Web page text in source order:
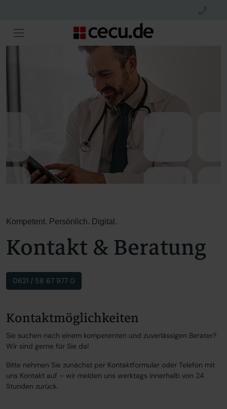
Kompetent. Persönlich. Digital.
Kontakt & Beratung
0621 / 58 67 977 0
Kontaktmöglichkeiten
Sie suchen nach einem kompetenten und zuverlässigen Berater?
Wir sind gerne für Sie da!
Bitte nehmen Sie zunächst per Kontaktformular oder Telefon mit
uns Kontakt auf – wir melden uns werktags innerhalb von 24
Stunden zurück.